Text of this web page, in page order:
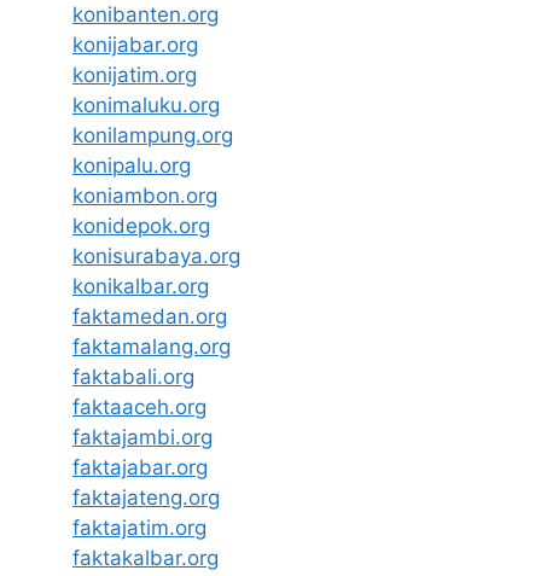
konibanten.org
konijabar.org
konijatim.org
konimaluku.org
konilampung.org
konipalu.org
koniambon.org
konidepok.org
konisurabaya.org
konikalbar.org
faktamedan.org
faktamalang.org
faktabali.org
faktaaceh.org
faktajambi.org
faktajabar.org
faktajateng.org
faktajatim.org
faktakalbar.org